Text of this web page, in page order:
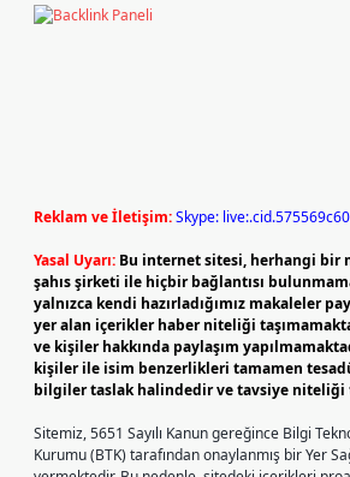
Reklam ve İletişim:Skype:
Yasal Uyarı: Bu internet sitesi, herhangi bir
şahıs şirketi ile hiçbir bağlantısı
yalnızca kendi hazırladığımız makaleler
yer alan içerikler haber niteliği
ve kişiler hakkında paylaşım
kişiler ile isim benzerlikleri tamamen
bilgiler taslak halindedir ve tavsiye niteliği
Sitemiz, 5651 Sayılı Kanun gereğince Bilgi
Kurumu (BTK) tarafından onaylanmış bir Yer